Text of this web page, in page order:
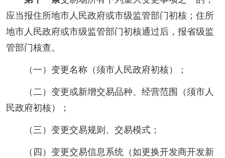
应当报住所地市人民政府或市级监管部门初核；住所
地市人民政府或市级监管部门初核通过后，报省级监
管部门核查。
（一）变更名称（须市人民政府初核）；
（二）变更或新增交易品种、经营范围（须市人
民政府初核）；
（三）变更交易规则、交易模式；
（四）变更交易信息系统（如更换开发商开发新